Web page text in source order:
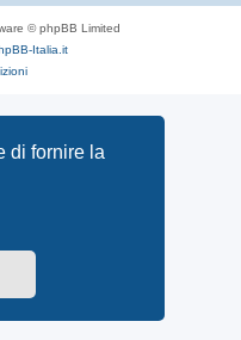
di fornire la
© phpBB Limited
Italia.it